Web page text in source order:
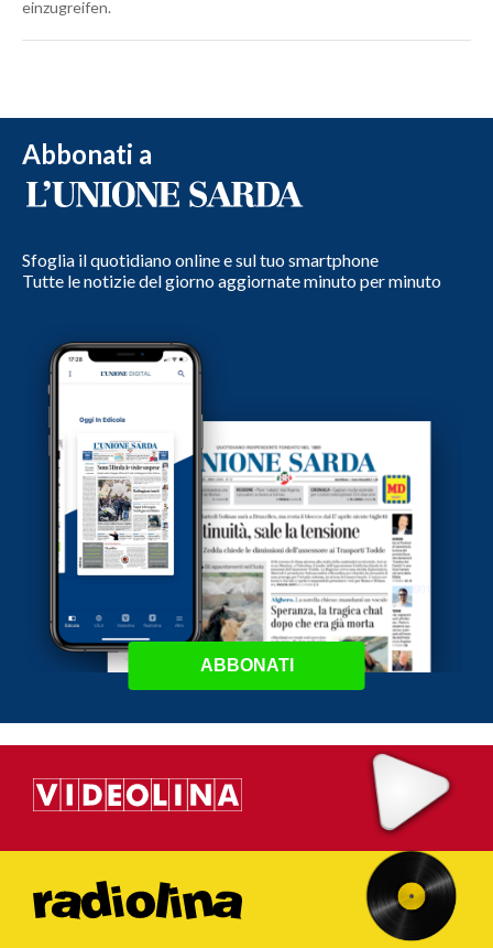
einzugreifen.
Abbonati a
Sfoglia il quotidiano online e sul tuo smartphone
Tutte le notizie del giorno aggiornate minuto per minuto
ABBONATI